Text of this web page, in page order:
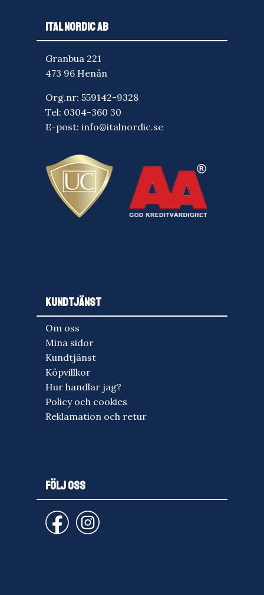
ITAL NORDIC AB
Granbua 221
473 96 Henån
Org.nr: 559142-9328
Tel: 0304-360 30
E-post: info@italnordic.se
KUNDTJÄNST
Om oss
Mina sidor
Kundtjänst
Köpvillkor
Hur handlar jag?
Policy och cookies
Reklamation och retur
FÖLJ OSS